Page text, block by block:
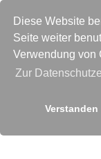
Diese Website
Seite weiter
Verwendung von
Zur
Verstanden